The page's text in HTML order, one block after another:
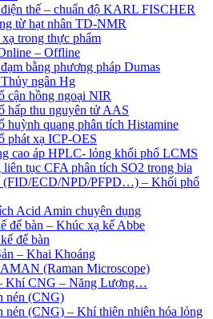
thế – chuẩn độ KARL FISCHER
từ hạt nhân TD-NMR
trong thực phẩm
– Offline
bằng phương pháp Dumas
ngân Hg
cận hồng ngoại NIR
hấp thu nguyên tử AAS
huỳnh quang phân tích Histamine
phát xạ ICP-OES
cao áp HPLC- lỏng khối phổ LCMS
liên tục CFA phân tích SO2 trong bia
(FID/ECD/NPD/PFPD…) – Khối phổ
Acid Amin chuyên dụng
để bàn – Khúc xạ kế Abbe
để bàn
– Khai Khoáng
(Raman Microscope)
Khí CNG – Năng Lượng…
nén (CNG)
nén (CNG) – Khí thiên nhiên hóa lỏng